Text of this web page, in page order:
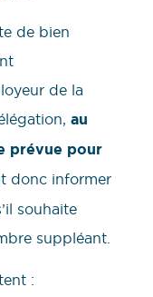
de bien
de la
au
prévue pour
donc informer
souhaite
suppléant.
: